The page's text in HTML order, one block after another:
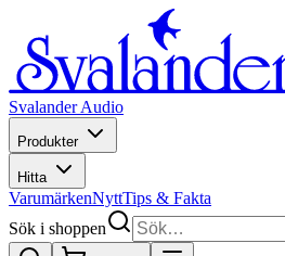
Svalander Audio
Produkter
Hitta
VarumärkenNyttTips & Fakta
Sök i shoppen